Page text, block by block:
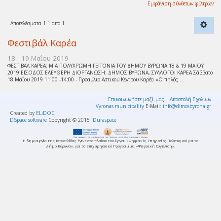
Εμφάνιση σύνθετων φίλτρων
Αποτελέσματα 1-1 από 1
Φεστιβάλ Καρέα
18 - 19 Μαΐου 2019
ΦΕΣΤΙΒΑΛ ΚΑΡΕΑ: ΜΙΑ ΠΟΛΥΧΡΩΜΗ ΓΕΙΤΟΝΙΑ ΤΟΥ ΔΗΜΟΥ ΒΥΡΩΝΑ 18 & 19 ΜΑΪΟΥ
2019 ΕΙΣΟΔΟΣ ΕΛΕΥΘΕΡΗ ΔΙΟΡΓΑΝΩΣΗ: ΔΗΜΟΣ ΒΥΡΩΝΑ, ΣΥΛΛΟΓΟΙ ΚΑΡΕΑ Σάββατο
18 Μαΐου 2019 11:00 -14:00 - Προαύλιο Αστικού Κέντρου Καρέα «Ο πηλός ...
Επικοινωνήστε μαζί μας | Αποστολή Σχολίων
Vyronas municipality E-Mail: info@dimosbyrona.gr
Created by ELiDOC
DSpace software Copyright © 2015 Duraspace
Η δημιουργία της Ιστοσελίδας έγινε στο πλαίσιο του Έργου «Ψηφιακές Υπηρεσίες Πολιτισμού για το
Δήμο Βύρωνα», για το Επιχειρησιακό Πρόγραμμα «Ψηφιακή Σύγκλιση».